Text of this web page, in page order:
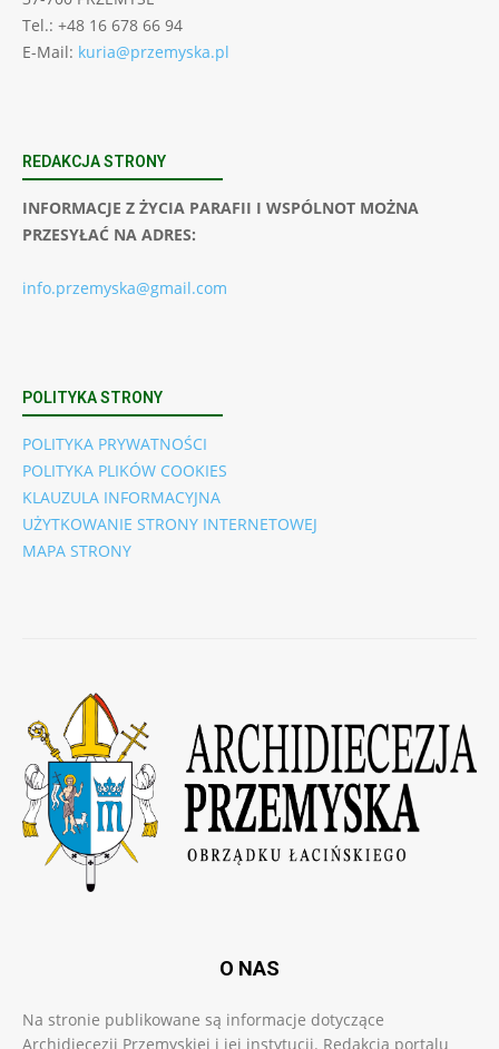
Tel.: +48 16 678 66 94
E-Mail: kuria@przemyska.pl
REDAKCJA STRONY
INFORMACJE Z ŻYCIA PARAFII I WSPÓLNOT MOŻNA
PRZESYŁAĆ NA ADRES:
info.przemyska@gmail.com
POLITYKA STRONY
POLITYKA PRYWATNOŚCI
POLITYKA PLIKÓW COOKIES
KLAUZULA INFORMACYJNA
UŻYTKOWANIE STRONY INTERNETOWEJ
MAPA STRONY
O NAS
Na stronie publikowane są informacje dotyczące
Archidiecezji Przemyskiej i jej instytucji. Redakcja portalu